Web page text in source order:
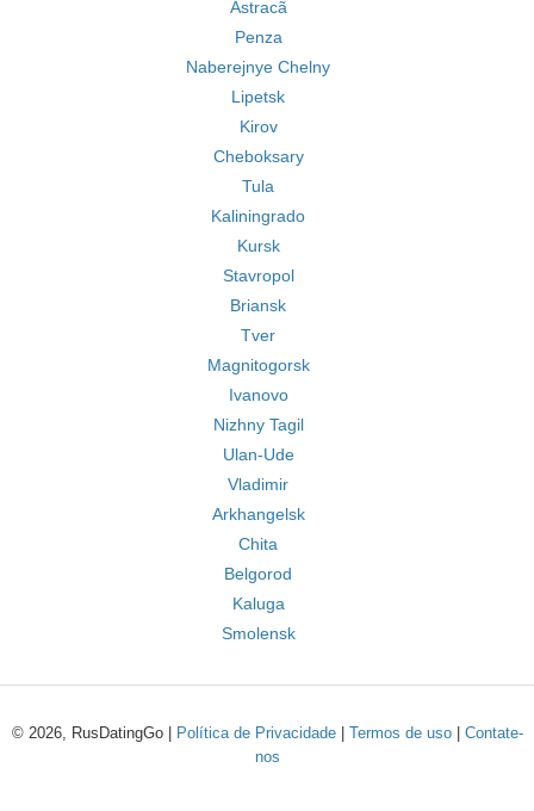
Astracã
Penza
Naberejnye Chelny
Lipetsk
Kirov
Cheboksary
Tula
Kaliningrado
Kursk
Stavropol
Briansk
Tver
Magnitogorsk
Ivanovo
Nizhny Tagil
Ulan-Ude
Vladimir
Arkhangelsk
Chita
Belgorod
Kaluga
Smolensk
© 2026, RusDatingGo | Política de Privacidade| Termos de uso| Contate-
nos